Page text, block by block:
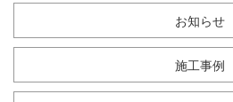
お知らせ
施工事例